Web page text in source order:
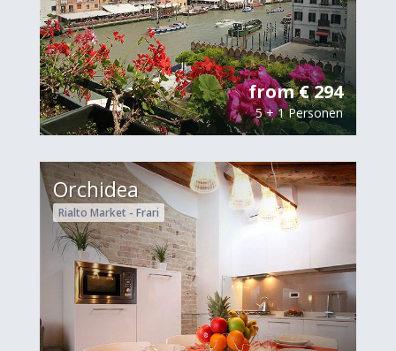
from € 294
5 + 1 Personen
Orchidea
Rialto Market - Frari